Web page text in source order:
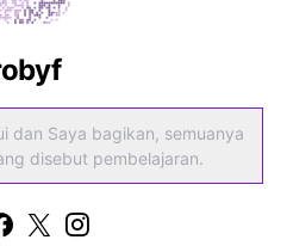
dan Saya bagikan, semuanya
disebut pembelajaran.